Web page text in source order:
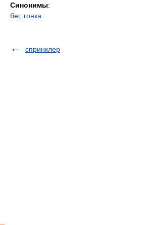
Синонимы:
бег, гонка
спринклер